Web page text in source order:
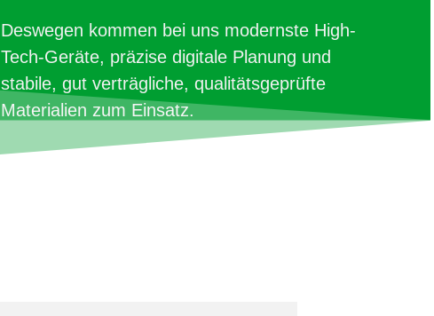
Deswegen kommen bei uns modernste High-
Tech-Geräte, präzise digitale Planung und
stabile, gut verträgliche, qualitätsgeprüfte
Materialien zum Einsatz.